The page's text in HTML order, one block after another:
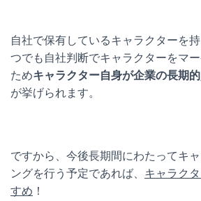
自社で保有しているキャラクターを
つでも自社判断でキャラクターをマ
ためキャラクター自身が企業の長期
が挙げられます。
ですから、今後長期間にわたってキ
ングを行う予定であれば、 キャラク
すめ ！